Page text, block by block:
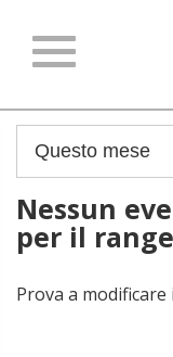
Nessun
per il
Prova a